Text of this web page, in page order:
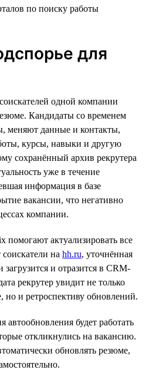
по поиску работы
для
одной компании
Кандидаты со временем
меняют данные и контакты,
курсы, навыки и другую
сохранённый архив рекрутера
уже в течение
информация в базе
вакансии, что негативно
компании.
актуализировать все
на hh.ru, уточнённая
и отразится в CRM-
рекрутер увидит не только
и ретроспективу обновлений.
автообновления будет работать
откликнулись на вакансию.
обновлять резюме,